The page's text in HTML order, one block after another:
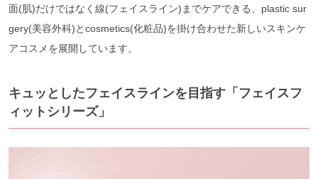
面(肌)だけではなく線(フェイスライン)までケアできる、plastic sur
gery(美容外科)とcosmetics(化粧品)を掛け合わせた新しいスキンケ
アコスメを展開しています。
キュッとしたフェイスラインを目指す「フェイスフ
ィットシリーズ」